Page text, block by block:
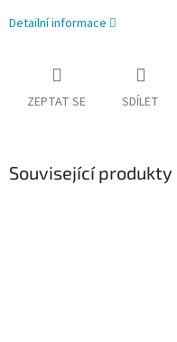
Detailní informace
ZEPTAT SE SDÍLET
Související produkty